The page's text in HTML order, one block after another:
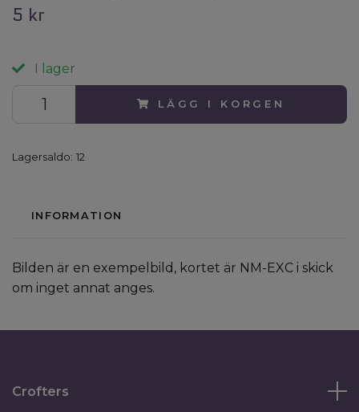
5 kr
I lager
LÄGG I KORGEN
Lagersaldo: 12
INFORMATION
Bilden är en exempelbild, kortet är NM-EXC i skick
om inget annat anges.
Crofters